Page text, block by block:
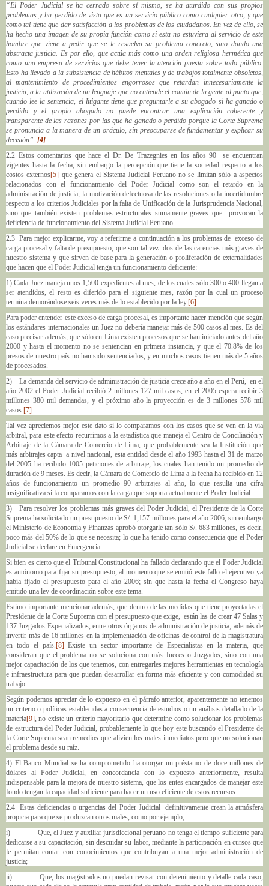
“El Poder Judicial se ha cerrado sobre sí mismo, se ha aturdido con sus propios
problemas y ha perdido de vista que es un servicio público como cualquier otro, y que
como tal tiene que dar satisfacción a los problemas de los ciudadanos. En vez de ello, se
ha hecho una imagen de su propia función como si esta no estuviera al servicio de este
hombre que viene a pedir que se le resuelva su problema concreto, sino dando una
abstracta justicia. Es por ello, que actúa más como una orden religiosa hermética que
como una empresa de servicios que debe tener la atención puesta sobre todo público.
Esto ha llevado a la subsistencia de hábitos mentales y de trabajos totalmente obsoletos,
al mantenimiento de procedimientos engorrosos que retardan innecesariamente la
justicia, a la utilización de un lenguaje que no entiende el común de la gente al punto que,
cuando lee la sentencia, el litigante tiene que preguntarle a su abogado si ha ganado o
perdido y el propio abogado no puede encontrar una explicación coherente y
transparente de las razones por las que ha ganado o perdido porque la Corte Suprema
se pronuncia a la manera de un oráculo, sin preocuparse de fundamentar y explicar su
decisión”. [4]
2.2 Estos comentarios que hace el Dr. De Trazegnies en los años 90 se encuentran
vigentes hasta la fecha, sin embargo la percepción que tiene la sociedad respecto a los
costos externos[5] que genera el Sistema Judicial Peruano no se limitan sólo a aspectos
relacionados con el funcionamiento del Poder Judicial como son el retardo en la
administración de justicia, la motivación defectuosa de las resoluciones o la incertidumbre
respecto a los criterios Judiciales por la falta de Unificación de la Jurisprudencia Nacional,
sino que también existen problemas estructurales sumamente graves que provocan la
deficiencia de funcionamiento del Sistema Judicial Peruano.
2.3 Para mejor explicarme, voy a referirme a continuación a los problemas de exceso de
carga procesal y falta de presupuesto, que son tal vez dos de las carencias más graves de
nuestro sistema y que sirven de base para la generación o proliferación de externalidades
que hacen que el Poder Judicial tenga un funcionamiento deficiente:
1) Cada Juez maneja unos 1,500 expedientes al mes, de los cuales sólo 300 o 400 llegan a
ser atendidos, el resto es diferido para el siguiente mes, razón por la cual un proceso
termina demorándose seis veces más de lo establecido por la ley.[6]
Para poder entender este exceso de carga procesal, es importante hacer mención que según
los estándares internacionales un Juez no debería manejar más de 500 casos al mes. Es del
caso precisar además, que sólo en Lima existen procesos que se han iniciado antes del año
2000 y hasta el momento no se sentencian en primera instancia, y que el 70.8% de los
presos de nuestro país no han sido sentenciados, y en muchos casos tienen más de 5 años
de procesados.
2) La demanda del servicio de administración de justicia crece año a año en el Perú, en el
año 2002 el Poder Judicial recibió 2 millones 127 mil casos, en el 2005 espera recibir 3
millones 380 mil demandas, y el próximo año la proyección es de 3 millones 578 mil
casos. [7]
Tal vez apreciemos mejor este dato si lo comparamos con los casos que se ven en la vía
arbitral, para este efecto recurrimos a la estadística que maneja el Centro de Conciliación y
Arbitraje de la Cámara de Comercio de Lima, que probablemente sea la Institución que
más arbitrajes capta a nivel nacional, esta entidad desde el año 1993 hasta el 31 de marzo
del 2005 ha recibido 1005 peticiones de arbitraje, los cuales han tenido un promedio de
duración de 9 meses. Es decir, la Cámara de Comercio de Lima a la fecha ha recibido en 12
años de funcionamiento un promedio 90 arbitrajes al año, lo que resulta una cifra
insignificativa si la comparamos con la carga que soporta actualmente el Poder Judicial.
3) Para resolver los problemas más graves del Poder Judicial, el Presidente de la Corte
Suprema ha solicitado un presupuesto de S/. 1,157 millones para el año 2006, sin embargo
el Ministerio de Economía y Finanzas aprobó otorgarle tan sólo S/. 683 millones, es decir,
poco más del 50% de lo que se necesita; lo que ha tenido como consecuencia que el Poder
Judicial se declare en Emergencia.
Si bien es cierto que el Tribunal Constitucional ha fallado declarando que el Poder Judicial
es autónomo para fijar su presupuesto, al momento que se emitió este fallo el ejecutivo ya
había fijado el presupuesto para el año 2006; sin que hasta la fecha el Congreso haya
emitido una ley de coordinación sobre este tema.
Estimo importante mencionar además, que dentro de las medidas que tiene proyectadas el
Presidente de la Corte Suprema con el presupuesto que exige, están las de crear 47 Salas y
137 Juzgados Especializados, entre otros órganos de administración de justicia; además de
invertir más de 16 millones en la implementación de oficinas de control de la magistratura
en todo el país. [8]Existe un sector importante de Especialistas en la materia, que
consideran que el problema no se soluciona con más Jueces o Juzgados, sino con una
mejor capacitación de los que tenemos, con entregarles mejores herramientas en tecnología
e infraestructura para que puedan desarrollar en forma más eficiente y con comodidad su
trabajo.
Según podemos apreciar de lo expuesto en el párrafo anterior, aparentemente no tenemos
un criterio o políticas establecidas a consecuencia de estudios o un análisis detallado de la
materia[9] , no existe un criterio mayoritario que determine como solucionar los problemas
de estructura del Poder Judicial, probablemente lo que hoy este buscando el Presidente de
la Corte Suprema sean remedios que alivien los males inmediatos pero que no solucionan
el problema desde su raíz.
4) El Banco Mundial se ha comprometido ha otorgar un préstamo de doce millones de
dólares al Poder Judicial, en concordancia con lo expuesto anteriormente, resulta
indispensable para la mejora de nuestro sistema, que los entes encargados de manejar este
fondo tengan la capacidad suficiente para hacer un uso eficiente de estos recursos.
2.4 Estas deficiencias o urgencias del Poder Judicial definitivamente crean la atmósfera
propicia para que se produzcan otros males, como por ejemplo;
i) Que, el Juez y auxiliar jurisdiccional peruano no tenga el tiempo suficiente para
dedicarse a su capacitación, sin descuidar su labor, mediante la participación en cursos que
le permitan contar con conocimientos que contribuyan a una mejor administración de
justicia;
ii) Que, los magistrados no puedan revisar con detenimiento y detalle cada caso,